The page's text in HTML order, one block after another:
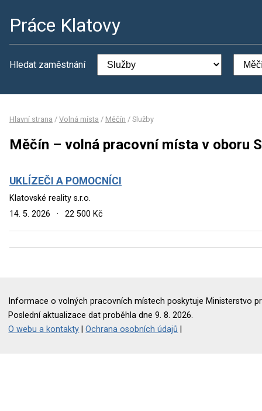
Práce Klatovy
Hledat zaměstnání
Hlavní strana / Volná místa / Měčín / Služby
Měčín – volná pracovní místa v oboru
UKLÍZEČI A POMOCNÍCI
Klatovské reality s.r.o.
14. 5. 2026
· 22 500 Kč
Informace o volných pracovních místech poskytuje Ministerstvo
Poslední aktualizace dat proběhla dne 9. 8. 2026.
O webu a kontakty |Ochrana osobních údajů